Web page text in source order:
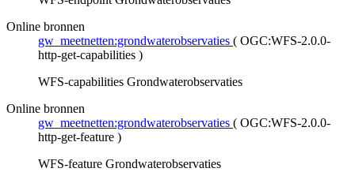
Online bronnen
gw_meetnetten:grondwaterobservaties ( OGC:WFS-2.0.0-
http-get-capabilities )
WFS-capabilities Grondwaterobservaties
Online bronnen
gw_meetnetten:grondwaterobservaties ( OGC:WFS-2.0.0-
http-get-feature )
WFS-feature Grondwaterobservaties